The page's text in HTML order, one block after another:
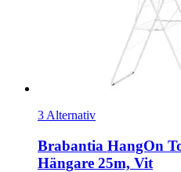
3 Alternativ
Brabantia HangOn
Hängare 25m, Vit